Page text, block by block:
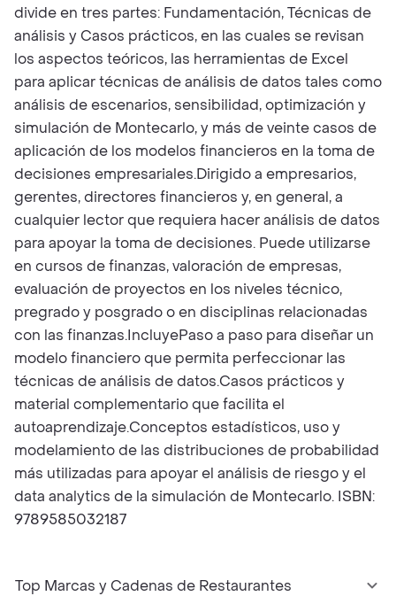
divide en tres partes: Fundamentación, Técnicas de
análisis y Casos prácticos, en las cuales se revisan
los aspectos teóricos, las herramientas de Excel
para aplicar técnicas de análisis de datos tales como
análisis de escenarios, sensibilidad, optimización y
simulación de Montecarlo, y más de veinte casos de
aplicación de los modelos financieros en la toma de
decisiones empresariales.Dirigido a empresarios,
gerentes, directores financieros y, en general, a
cualquier lector que requiera hacer análisis de datos
para apoyar la toma de decisiones. Puede utilizarse
en cursos de finanzas, valoración de empresas,
evaluación de proyectos en los niveles técnico,
pregrado y posgrado o en disciplinas relacionadas
con las finanzas.IncluyePaso a paso para diseñar un
modelo financiero que permita perfeccionar las
técnicas de análisis de datos.Casos prácticos y
material complementario que facilita el
autoaprendizaje.Conceptos estadísticos, uso y
modelamiento de las distribuciones de probabilidad
más utilizadas para apoyar el análisis de riesgo y el
data analytics de la simulación de Montecarlo. ISBN:
9789585032187
Top Marcas y Cadenas de Restaurantes